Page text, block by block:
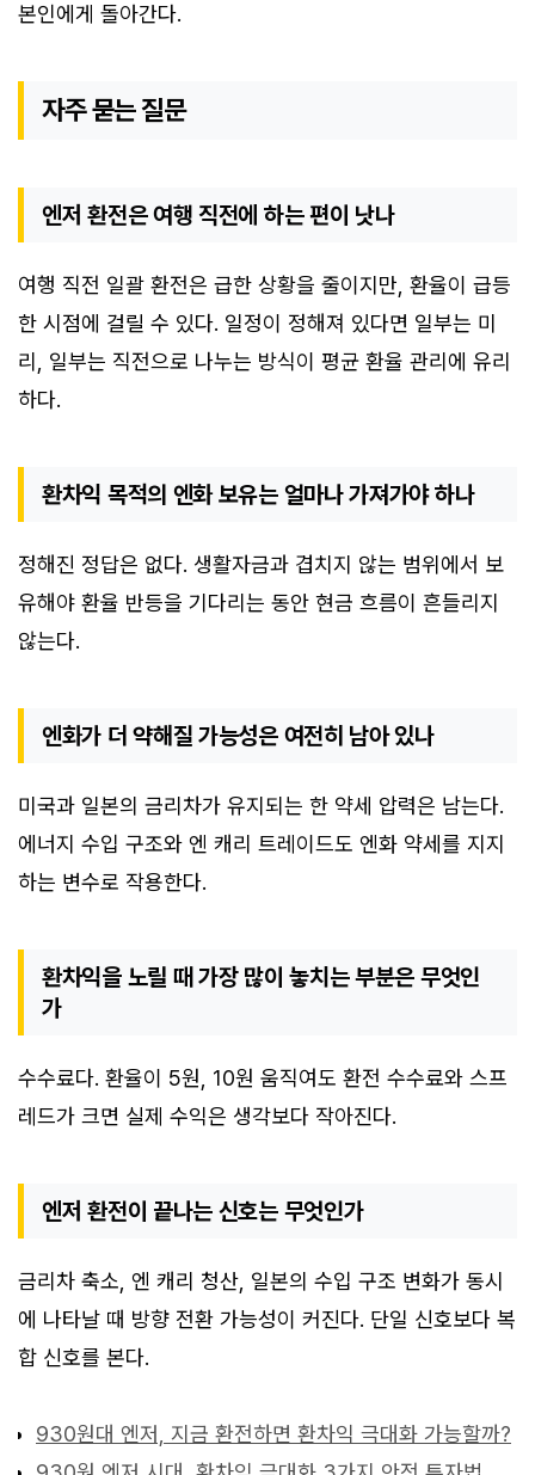
본인에게 돌아간다.
자주 묻는 질문
엔저 환전은 여행 직전에 하는 편이 낫나
여행 직전 일괄 환전은 급한 상황을 줄이지만, 환율이 급등
한 시점에 걸릴 수 있다. 일정이 정해져 있다면 일부는 미
리, 일부는 직전으로 나누는 방식이 평균 환율 관리에 유리
하다.
환차익 목적의 엔화 보유는 얼마나 가져가야 하나
정해진 정답은 없다. 생활자금과 겹치지 않는 범위에서 보
유해야 환율 반등을 기다리는 동안 현금 흐름이 흔들리지
않는다.
엔화가 더 약해질 가능성은 여전히 남아 있나
미국과 일본의 금리차가 유지되는 한 약세 압력은 남는다.
에너지 수입 구조와 엔 캐리 트레이드도 엔화 약세를 지지
하는 변수로 작용한다.
환차익을 노릴 때 가장 많이 놓치는 부분은 무엇인
가
수수료다. 환율이 5원, 10원 움직여도 환전 수수료와 스프
레드가 크면 실제 수익은 생각보다 작아진다.
엔저 환전이 끝나는 신호는 무엇인가
금리차 축소, 엔 캐리 청산, 일본의 수입 구조 변화가 동시
에 나타날 때 방향 전환 가능성이 커진다. 단일 신호보다 복
합 신호를 본다.
930원대 엔저, 지금 환전하면 환차익 극대화 가능할까?